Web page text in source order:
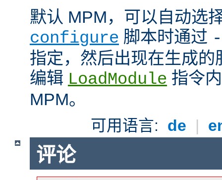
默认 MPM，可以自动选
configure 脚本时通过
指定，然后出现在生成
编辑 LoadModule 指令
MPM。
可用语言: de |
评论